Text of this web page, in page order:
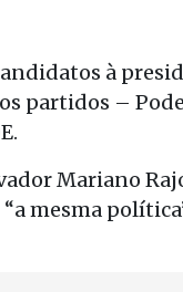
à
partidos –
Mariano
mesma